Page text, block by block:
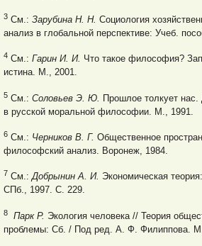
3 См.: Зарубина Н. Н. Социология
анализ в глобальной перспективе: Учеб.
4 См.: Гарин И. И. Что такое философия?
истина. М., 2001.
5 См.: Соловьев Э. Ю. Прошлое толкует
в русской моральной философии. М., 1991.
6 См.: Черников В. Г. Общественное
философский анализ. Воронеж, 1984.
7 См.:Добрынин А. И. Экономическая
СПб., 1997. С. 229.
8 Парк Р. Экология человека // Теория
проблемы: Сб. / Под ред. А. Ф. Филиппова.